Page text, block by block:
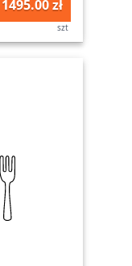
1495.00 zł
szt